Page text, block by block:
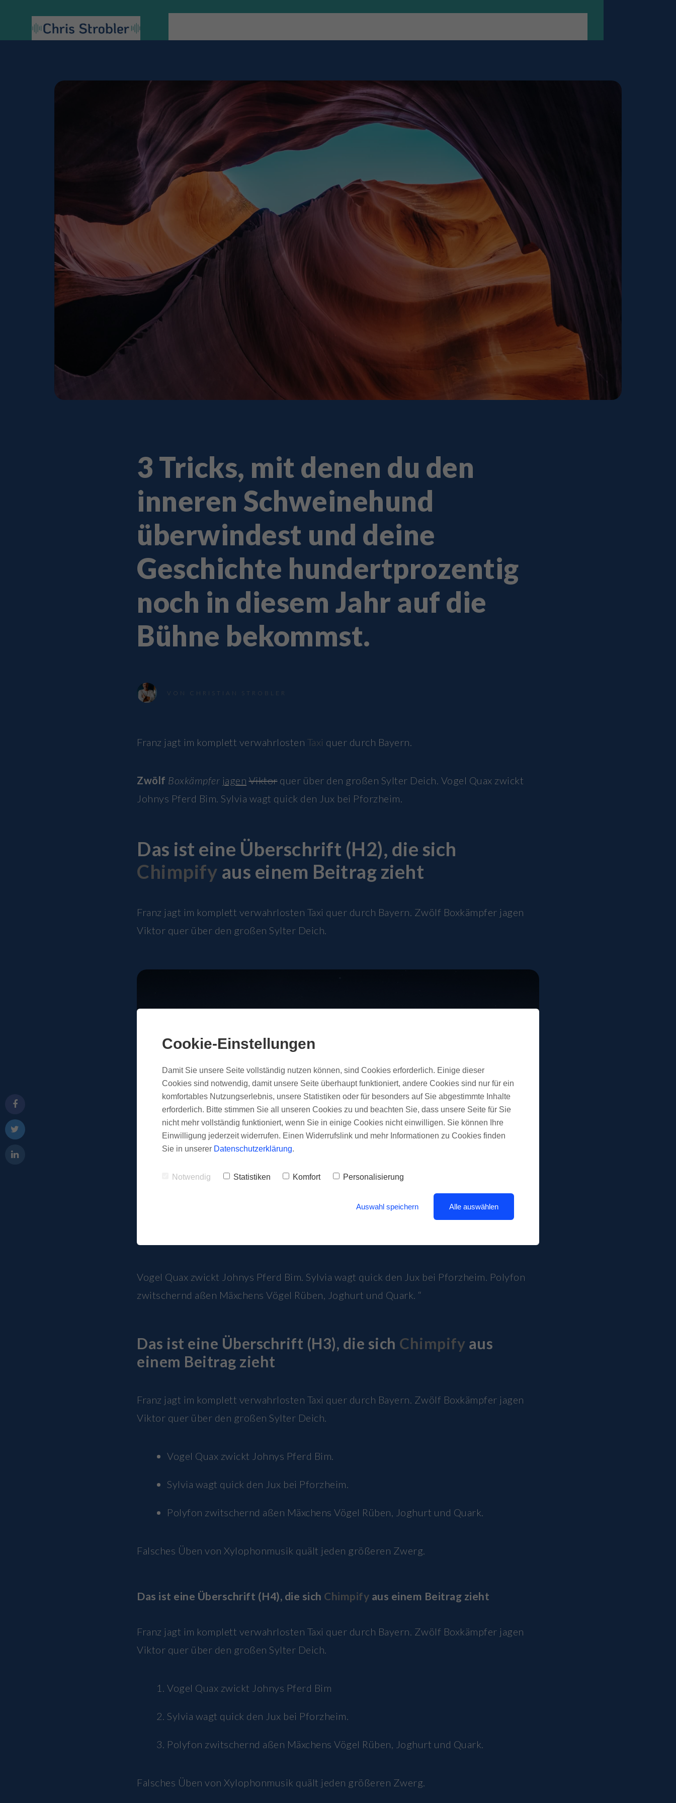
3 Tricks, mit denen du den
inneren Schweinehund
überwindest und deine
Geschichte hundertprozentig
noch in diesem Jahr auf die
Bühne bekommst.
VON CHRISTIAN STROBLER
Franz jagt im komplett verwahrlosten Taxi quer durch Bayern.
Zwölf Boxkämpfer jagen Viktorquer über den großen Sylter Deich. Vogel Quax zwickt
Johnys Pferd Bim. Sylvia wagt quick den Jux bei Pforzheim.
Das ist eine Überschrift (H2), die sich
Chimpify aus einem Beitrag zieht
Franz jagt im komplett verwahrlosten Taxi quer durch Bayern. Zwölf Boxkämpfer jagen
Viktor quer über den großen Sylter Deich.
Vogel Quax zwickt Johnys Pferd Bim. Sylvia wagt quick den Jux bei Pforzheim. Polyfon
zwitschernd aßen Mäxchens Vögel Rüben, Joghurt und Quark. “
Das ist eine Überschrift (H3), die sich Chimpify aus
einem Beitrag zieht
Franz jagt im komplett verwahrlosten Taxi quer durch Bayern. Zwölf Boxkämpfer jagen
Viktor quer über den großen Sylter Deich.
Vogel Quax zwickt Johnys Pferd Bim.
Sylvia wagt quick den Jux bei Pforzheim.
Polyfon zwitschernd aßen Mäxchens Vögel Rüben, Joghurt und Quark.
Falsches Üben von Xylophonmusik quält jeden größeren Zwerg.
Das ist eine Überschrift (H4), die sich Chimpify aus einem Beitrag zieht
Franz jagt im komplett verwahrlosten Taxi quer durch Bayern. Zwölf Boxkämpfer jagen
Viktor quer über den großen Sylter Deich.
Vogel Quax zwickt Johnys Pferd Bim
Sylvia wagt quick den Jux bei Pforzheim.
Polyfon zwitschernd aßen Mäxchens Vögel Rüben, Joghurt und Quark.
Falsches Üben von Xylophonmusik quält jeden größeren Zwerg.
Cookie-Einstellungen
Damit Sie unsere Seite vollständig nutzen können, sind Cookies erforderlich. Einige dieser
Cookies sind notwendig, damit unsere Seite überhaupt funktioniert, andere Cookies sind nur für ein
komfortables Nutzungserlebnis, unsere Statistiken oder für besonders auf Sie abgestimmte Inhalte
erforderlich. Bitte stimmen Sie all unseren Cookies zu und beachten Sie, dass unsere Seite für Sie
nicht mehr vollständig funktioniert, wenn Sie in einige Cookies nicht einwilligen. Sie können Ihre
Einwilligung jederzeit widerrufen. Einen Widerrufslink und mehr Informationen zu Cookies finden
Sie in unserer Datenschutzerklärung.
Notwendig Statistiken Komfort Personalisierung
Auswahl speichern Alle auswählen